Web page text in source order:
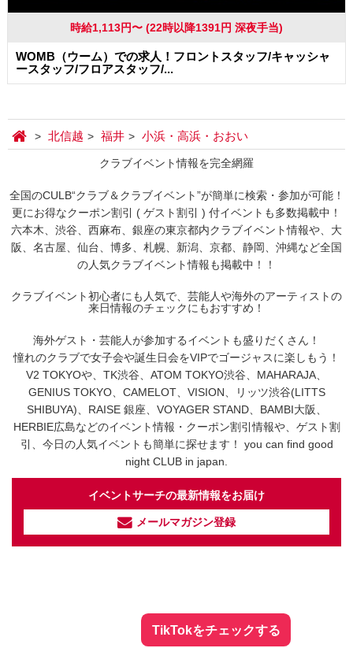
時給1,113円〜 (22時以降1391円 深夜手当)
WOMB（ウーム）での求人！フロントスタッフ/キャッシャ
ースタッフ/フロアスタッフ/...
北信越 福井 小浜・高浜・おおい
クラブイベント情報を完全網羅
全国のCULB“クラブ＆クラブイベント”が簡単に検索・参加が可能！
更にお得なクーポン割引 ( ゲスト割引 ) 付イベントも多数掲載中！
六本木、渋谷、西麻布、銀座の東京都内クラブイベント情報や、大
阪、名古屋、仙台、博多、札幌、新潟、京都、静岡、沖縄など全国
の人気クラブイベント情報も掲載中！！
クラブイベント初心者にも人気で、芸能人や海外のアーティストの
来日情報のチェックにもおすすめ！
海外ゲスト・芸能人が参加するイベントも盛りだくさん！
憧れのクラブで女子会や誕生日会をVIPでゴージャスに楽しもう！
V2 TOKYOや、TK渋谷、ATOM TOKYO渋谷、MAHARAJA、
GENIUS TOKYO、CAMELOT、VISION、リッツ渋谷(LITTS
SHIBUYA)、RAISE 銀座、VOYAGER STAND、BAMBI大阪、
HERBIE広島などのイベント情報・クーポン割引情報や、ゲスト割
引、今日の人気イベントも簡単に探せます！ you can find good
night CLUB in japan.
イベントサーチの最新情報をお届け
メールマガジン登録
TikTokをチェックする